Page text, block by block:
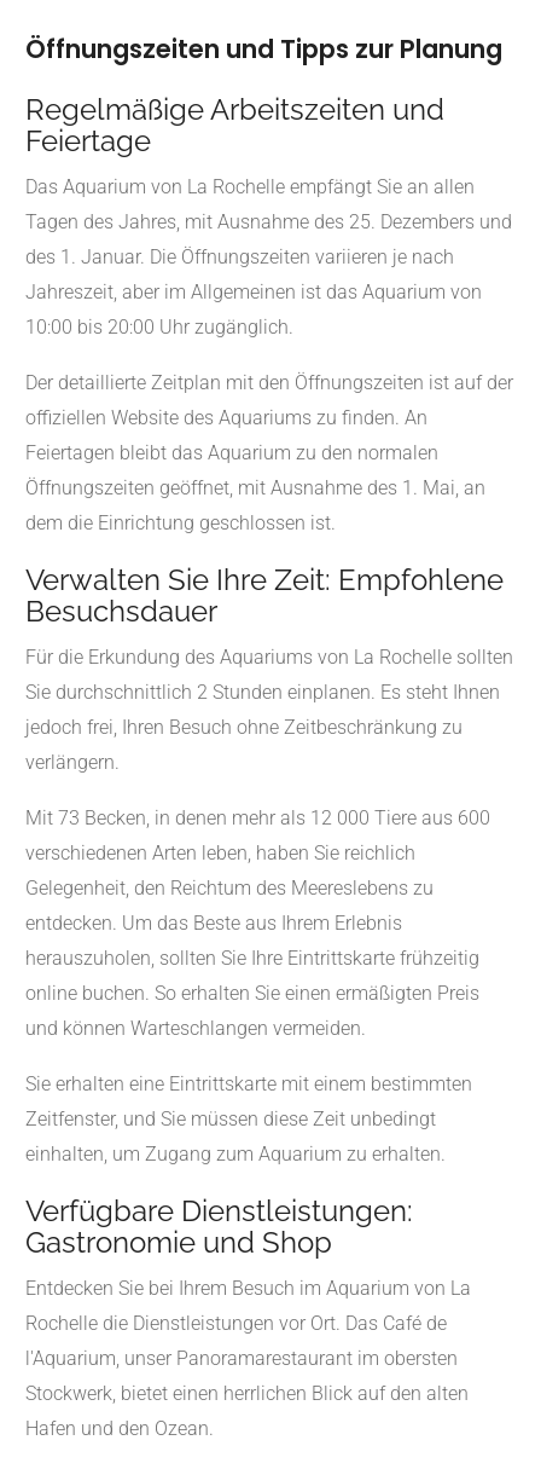
Öffnungszeiten und Tipps zur Planung
Regelmäßige Arbeitszeiten und
Feiertage
Das Aquarium von La Rochelle empfängt Sie an allen
Tagen des Jahres, mit Ausnahme des 25. Dezembers und
des 1. Januar. Die Öffnungszeiten variieren je nach
Jahreszeit, aber im Allgemeinen ist das Aquarium von
10:00 bis 20:00 Uhr zugänglich.
Der detaillierte Zeitplan mit den Öffnungszeiten ist auf der
offiziellen Website des Aquariums zu finden. An
Feiertagen bleibt das Aquarium zu den normalen
Öffnungszeiten geöffnet, mit Ausnahme des 1. Mai, an
dem die Einrichtung geschlossen ist.
Verwalten Sie Ihre Zeit: Empfohlene
Besuchsdauer
Für die Erkundung des Aquariums von La Rochelle sollten
Sie durchschnittlich 2 Stunden einplanen. Es steht Ihnen
jedoch frei, Ihren Besuch ohne Zeitbeschränkung zu
verlängern.
Mit 73 Becken, in denen mehr als 12 000 Tiere aus 600
verschiedenen Arten leben, haben Sie reichlich
Gelegenheit, den Reichtum des Meereslebens zu
entdecken. Um das Beste aus Ihrem Erlebnis
herauszuholen, sollten Sie Ihre Eintrittskarte frühzeitig
online buchen. So erhalten Sie einen ermäßigten Preis
und können Warteschlangen vermeiden.
Sie erhalten eine Eintrittskarte mit einem bestimmten
Zeitfenster, und Sie müssen diese Zeit unbedingt
einhalten, um Zugang zum Aquarium zu erhalten.
Verfügbare Dienstleistungen:
Gastronomie und Shop
Entdecken Sie bei Ihrem Besuch im Aquarium von La
Rochelle die Dienstleistungen vor Ort. Das Café de
l'Aquarium, unser Panoramarestaurant im obersten
Stockwerk, bietet einen herrlichen Blick auf den alten
Hafen und den Ozean.